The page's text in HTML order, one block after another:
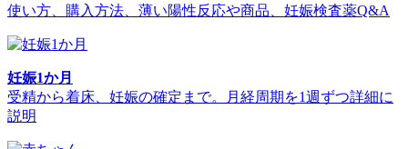
使い方、購入方法、薄い陽性反応や商品、妊娠検査薬Q&A
妊娠1か月
受精から着床、妊娠の確定まで。月経周期を1週ずつ詳細に
説明